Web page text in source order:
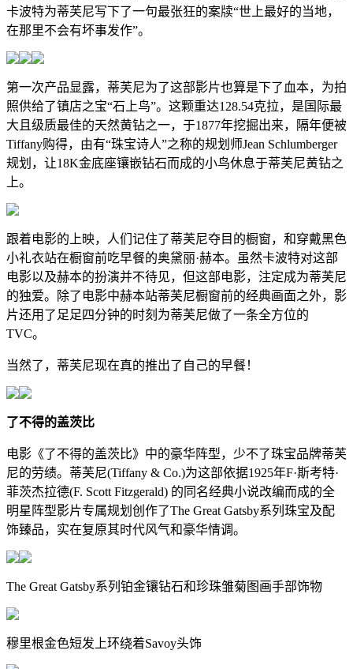
卡波特为蒂芙尼写下了一句最张狂的案牍“世上最好的当地，
在那里不会有坏事发作”。
第一次产品显露，蒂芙尼为了这部影片也算是下了血本，为拍
照供给了镇店之宝“石上鸟”。这颗重达128.54克拉，是国际最
大且级质最佳的天然黄钻之一，于1877年挖掘出来，隔年便被
Tiffany购得，由有“珠宝诗人”之称的规划师Jean Schlumberger
规划，让18K金底座镶嵌钻石而成的小鸟休息于蒂芙尼黄钻之
上。
跟着电影的上映，人们记住了蒂芙尼夺目的橱窗，和穿戴黑色
小礼衣站在橱窗前吃早餐的奥黛丽·赫本。虽然卡波特对这部
电影以及赫本的扮演并不待见，但这部电影，注定成为蒂芙尼
的独爱。除了电影中赫本站蒂芙尼橱窗前的经典画面之外，影
片还用了足足四分钟的时刻为蒂芙尼做了一条全方位的
TVC。
当然了，蒂芙尼现在真的推出了自己的早餐！
了不得的盖茨比
电影《了不得的盖茨比》中的豪华阵型，少不了珠宝品牌蒂芙
尼的劳绩。蒂芙尼(Tiffany & Co.)为这部依据1925年F·斯考特·
菲茨杰拉德(F. Scott Fitzgerald) 的同名经典小说改编而成的全
明星阵型影片专属规划创作了The Great Gatsby系列珠宝及配
饰臻品，实在复原其时代风气和豪华情调。
The Great Gatsby系列铂金镶钻石和珍珠雏菊图画手部饰物
穆里根金色短发上环绕着Savoy头饰